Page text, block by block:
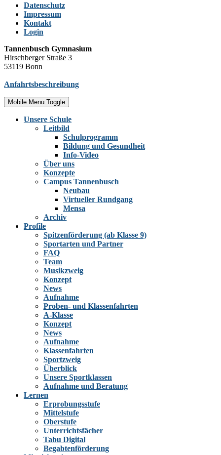
Datenschutz
Impressum
Kontakt
Login
Tannenbusch Gymnasium
Hirschberger Straße 3
53119 Bonn
Anfahrtsbeschreibung
Mobile Menu Toggle
Unsere Schule
Leitbild
Schulprogramm
Bildung und Gesundheit
Info-Video
Über uns
Konzepte
Campus Tannenbusch
Neubau
Virtueller Rundgang
Mensa
Archiv
Profile
Spitzenförderung (ab Klasse 9)
Sportarten und Partner
FAQ
Team
Musikzweig
Konzept
News
Aufnahme
Proben- und Klassenfahrten
A-Klasse
Konzept
News
Aufnahme
Klassenfahrten
Sportzweig
Überblick
Unsere Sportklassen
Aufnahme und Beratung
Lernen
Erprobungsstufe
Mittelstufe
Oberstufe
Unterrichtsfächer
Tabu Digital
Begabtenförderung